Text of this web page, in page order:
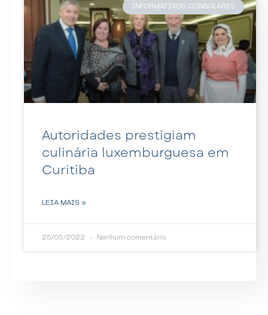
INFORMATIVOS CONSULARES
Autoridades prestigiam
culinária luxemburguesa em
Curitiba
LEIA MAIS »
25/05/2022 Nenhum comentário